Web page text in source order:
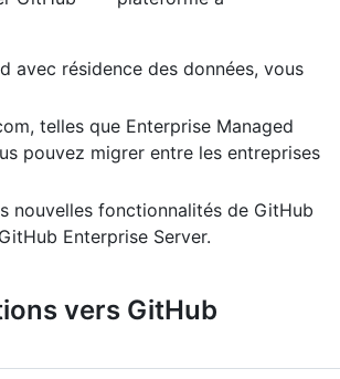
avec résidence des données, vous
telles que Enterprise Managed
pouvez migrer entre les entreprises
nouvelles fonctionnalités de GitHub
Enterprise Server.
vers GitHub